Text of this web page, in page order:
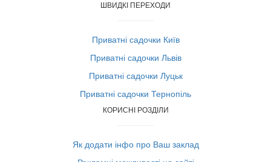
ШВИДКІ ПЕРЕХОДИ
Приватні садочки Київ
Приватні садочки Львів
Приватні садочки Луцьк
Приватні садочки Тернопіль
КОРИСНІ РОЗДІЛИ
Як додати інфо про Ваш заклад